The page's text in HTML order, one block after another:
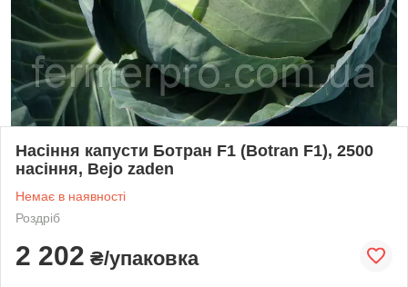
Насіння капусти Ботран F1 (Botran F1), 2500
насіння, Bejo zaden
Немає в наявності
Роздріб
2 202 ₴/упаковка